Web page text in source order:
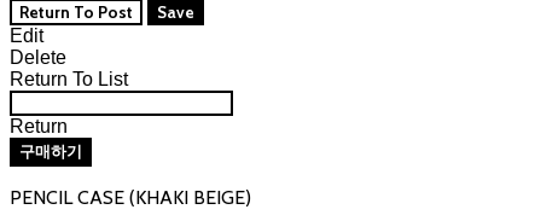
Return To Post Save
Edit
Delete
Return To List
Return
구매하기
PENCIL CASE (KHAKI BEIGE)